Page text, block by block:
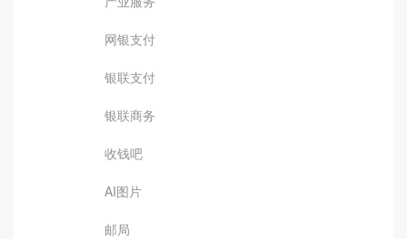
网银支付
银联支付
银联商务
收钱吧
AI图片
邮局